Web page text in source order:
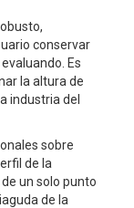
conservar
Es
la altura de
industria del
sobre
de la
un solo punto
de la